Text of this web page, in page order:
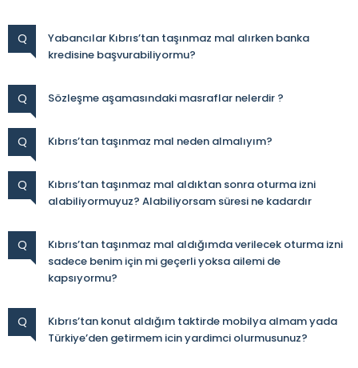
Q
Yabancılar Kıbrıs’tan taşınmaz mal alırken banka
kredisine başvurabiliyormu?
Q Sözleşme aşamasındaki masraflar nelerdir ?
Q Kıbrıs’tan taşınmaz mal neden almalıyım?
Q
Kıbrıs’tan taşınmaz mal aldıktan sonra oturma izni
alabiliyormuyuz? Alabiliyorsam süresi ne kadardır
Q
Kıbrıs’tan taşınmaz mal aldığımda verilecek oturma izni
sadece benim için mi geçerli yoksa ailemi de
kapsıyormu?
Q
Kıbrıs’tan konut aldığım taktirde mobilya almam yada
Türkiye’den getirmem icin yardimci olurmusunuz?